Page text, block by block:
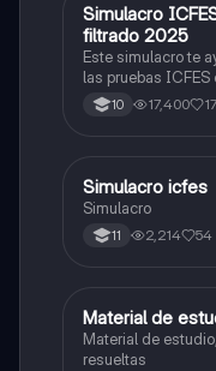
ICFES: Matemáticas
Simulacro
filtrado 2025
Este simulacro te
las pruebas
500/500. Y poder
quieras, estudiar
10 17,400
ICFES: Lectura
Simulacro icfes
Simulacro
11 2,214 54
ICFES: Matemáticas
Material de
Material de
resueltas